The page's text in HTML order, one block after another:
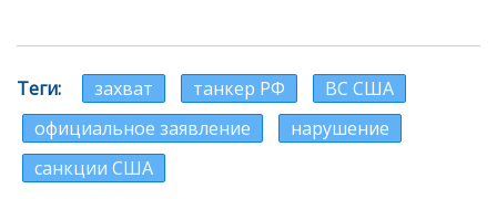
Теги захват танкер РФ
ВС США
официальное заявление
нарушение
санкции США